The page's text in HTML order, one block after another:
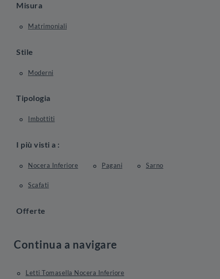
Misura
Matrimoniali
Stile
Moderni
Tipologia
Imbottiti
I più visti a :
Nocera Inferiore Pagani Sarno
Scafati
Offerte
Continua a navigare
Letti Tomasella Nocera Inferiore